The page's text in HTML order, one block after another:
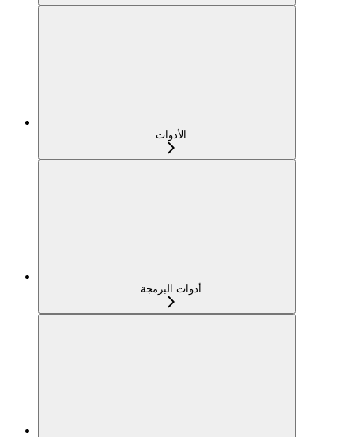
الأدوات
أدوات البرمجة